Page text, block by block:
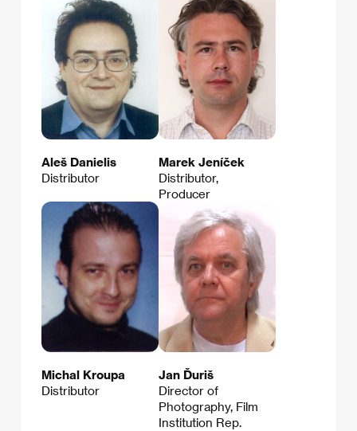
Aleš Danielis
Distributor
Marek Jeníček
Distributor,
Producer
Michal Kroupa
Distributor
Jan Ďuriš
Director of
Photography, Film
Institution Rep.